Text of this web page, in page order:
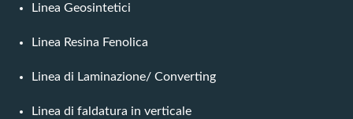
Linea Geosintetici
Linea Resina Fenolica
Linea di Laminazione/ Converting
Linea di faldatura in verticale